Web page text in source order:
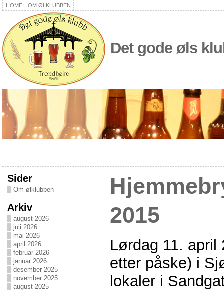
HOME OM ØLKLUBBEN
Det gode øls
Sider
Om ølklubben
Arkiv
august 2026
juli 2026
mai 2026
april 2026
februar 2026
januar 2026
desember 2025
november 2025
august 2025
2015
Lørdag 11. april
etter påske) i
lokaler i